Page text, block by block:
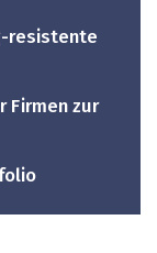
resistente
Firmen zur